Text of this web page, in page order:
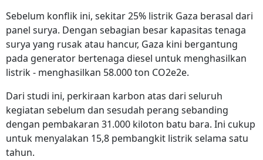
Sebelum konflik ini, sekitar 25% listrik Gaza berasal dari
panel surya. Dengan sebagian besar kapasitas tenaga
surya yang rusak atau hancur, Gaza kini bergantung
pada generator bertenaga diesel untuk menghasilkan
listrik - menghasilkan 58.000 ton CO2e2e.
Dari studi ini, perkiraan karbon atas dari seluruh
kegiatan sebelum dan sesudah perang sebanding
dengan pembakaran 31.000 kiloton batu bara. Ini cukup
untuk menyalakan 15,8 pembangkit listrik selama satu
tahun.